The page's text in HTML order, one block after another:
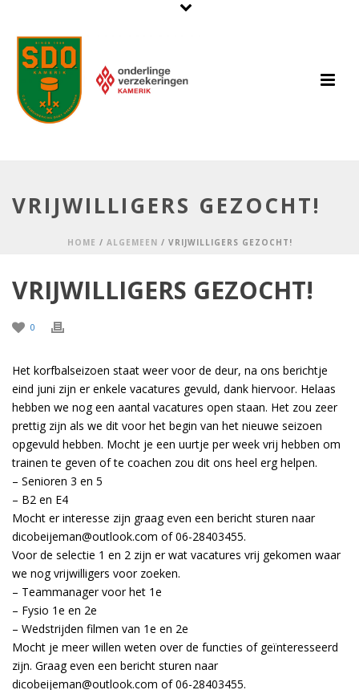
VRIJWILLIGERS GEZOCHT!
HOME / ALGEMEEN / VRIJWILLIGERS GEZOCHT!
VRIJWILLIGERS GEZOCHT!
0
Het korfbalseizoen staat weer voor de deur, na ons berichtje
eind juni zijn er enkele vacatures gevuld, dank hiervoor. Helaas
hebben we nog een aantal vacatures open staan. Het zou zeer
prettig zijn als we dit voor het begin van het nieuwe seizoen
opgevuld hebben. Mocht je een uurtje per week vrij hebben om
trainen te geven of te coachen zou dit ons heel erg helpen.
– Senioren 3 en 5
– B2 en E4
Mocht er interesse zijn graag even een bericht sturen naar
dicobeijeman@outlook.com of 06-28403455.
Voor de selectie 1 en 2 zijn er wat vacatures vrij gekomen waar
we nog vrijwilligers voor zoeken.
– Teammanager voor het 1e
– Fysio 1e en 2e
– Wedstrijden filmen van 1e en 2e
Mocht je meer willen weten over de functies of geïnteresseerd
zijn. Graag even een bericht sturen naar
dicobeijeman@outlook.com of 06-28403455.